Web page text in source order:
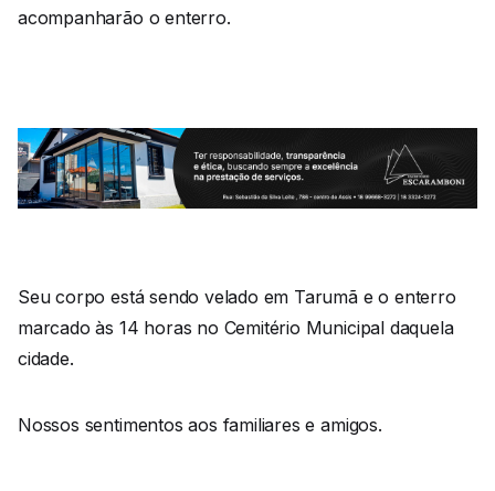
acompanharão o enterro.
Seu corpo está sendo velado em Tarumã e o enterro
marcado às 14 horas no Cemitério Municipal daquela
cidade.
Nossos sentimentos aos familiares e amigos.